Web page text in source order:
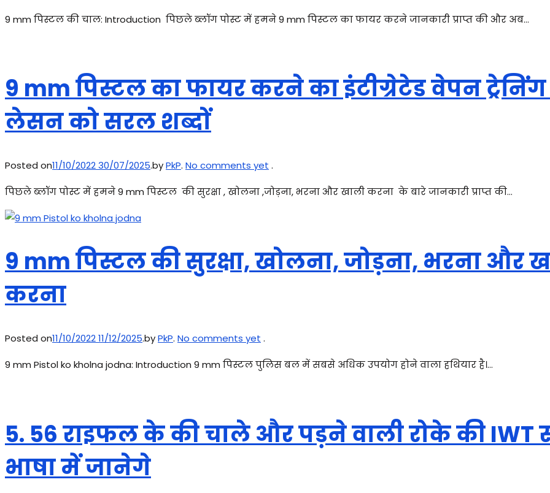
9 mm पिस्टल की चाल: Introduction पिछले ब्लॉग पोस्ट में हमने 9 mm पिस्टल का फायर करने जानकारी प्राप्त की और अब…
9 mm पिस्टल का फायर करने का इंटीग्रेटेड वेपन
लेसन को सरल शब्दों
Posted on11/10/202230/07/2025.byPkP. No comments yet .
पिछले ब्लॉग पोस्ट में हमने 9 mm पिस्टल की सुरक्षा , खोलना ,जोड़ना, भरना और खाली करना के बारे जानकारी प्राप्त की…
9 mm पिस्टल की सुरक्षा, खोलना, जोड़ना, भरना और
करना
Posted on11/10/202211/12/2025.byPkP. No comments yet .
9 mm Pistol ko kholna jodna: Introduction 9 mm पिस्टल पुलिस बल में सबसे अधिक उपयोग होने वाला हथियार है।…
5. 56 राइफल के की चाले और पड़ने वाली रोके की IWT
भाषा में जानेगे